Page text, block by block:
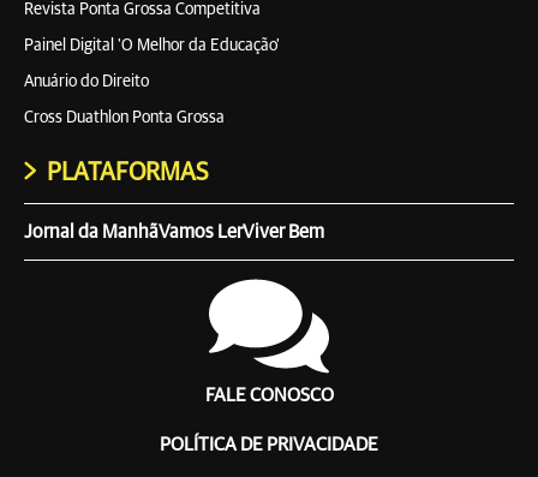
Revista Ponta Grossa Competitiva
Painel Digital 'O Melhor da Educação'
Anuário do Direito
Cross Duathlon Ponta Grossa
PLATAFORMAS
Jornal da ManhãVamos LerViver Bem
FALE CONOSCO
POLÍTICA DE PRIVACIDADE